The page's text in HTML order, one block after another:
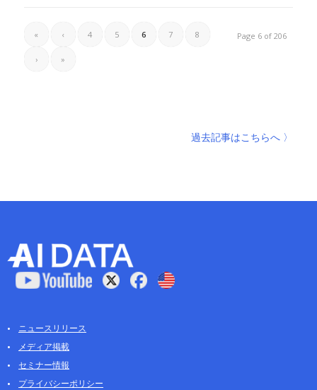
Page 6 of 206
« ‹ 4 5 6 7 8
› »
過去記事はこちらへ 〉
ニュースリリース
メディア掲載
セミナー情報
プライバシーポリシー